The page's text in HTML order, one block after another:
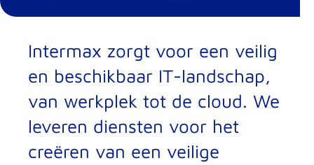
Intermax zorgt voor een veilig
en beschikbaar IT-landschap,
van werkplek tot de cloud. We
leveren diensten voor het
creëren van een veilige